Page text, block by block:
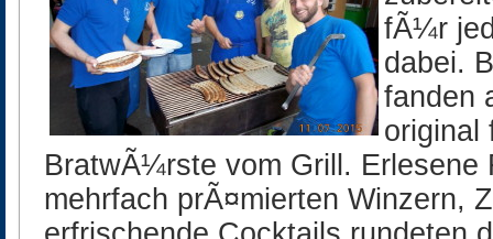
fÃ¼r
dabei.
fanden
original
BratwÃ¼rste vom Grill. Erlesene
mehrfach prÃ¤mierten Winzern,